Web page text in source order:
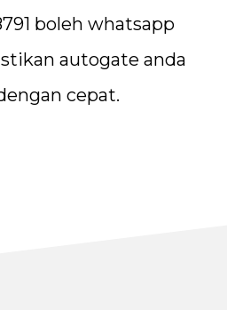
boleh whatsapp
autogate anda
cepat.